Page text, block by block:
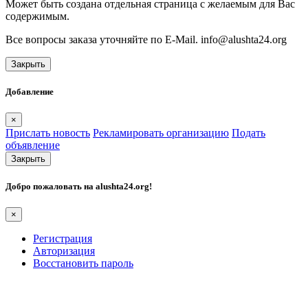
Может быть создана отдельная страница с желаемым для Вас
содержимым.
Все вопросы заказа уточняйте по E-Mail. info@alushta24.org
Закрыть
Добавление
×
Прислать новость Рекламировать организацию Подать
объявление
Закрыть
Добро пожаловать на alushta24.org!
×
Регистрация
Авторизация
Восстановить пароль